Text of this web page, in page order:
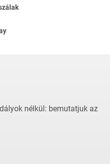
nélkül: bemutatjuk az